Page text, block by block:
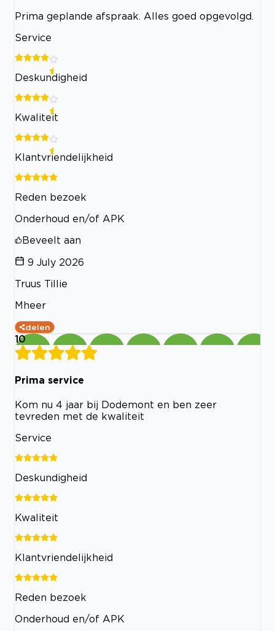
Prima geplande afspraak. Alles goed opgevolgd.
Service
Deskundigheid
Kwaliteit
Klantvriendelijkheid
Reden bezoek
Onderhoud en/of APK
Beveelt aan
9 July 2026
Truus Tillie
Mheer
delen
10
Prima service
Kom nu 4 jaar bij Dodemont en ben zeer
tevreden met de kwaliteit
Service
Deskundigheid
Kwaliteit
Klantvriendelijkheid
Reden bezoek
Onderhoud en/of APK